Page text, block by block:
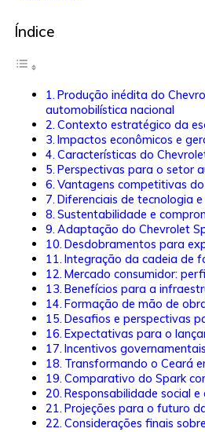
Índice
Produção inédita do
automobilística nacional
Contexto estratégico da
Impactos econômicos e
Características do
Perspectivas para o setor
Vantagens competitivas
Diferenciais de tecnologia
Sustentabilidade e
Adaptação do Chevrolet
Desdobramentos para
Integração da cadeia de
Mercado consumidor:
Benefícios para a
Formação de mão de
Desafios e perspectivas
Expectativas para o
Incentivos
Transformando o Ceará
Comparativo do Spark
Responsabilidade social
Projeções para o futuro
Considerações finais